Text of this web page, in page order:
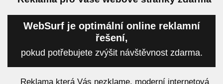
WebSurf je optimální online reklamní
řešení,
pokud potřebujete zvýšit návštěvnost zdarma.
Reklama která Vás nezklame, moderní internetová